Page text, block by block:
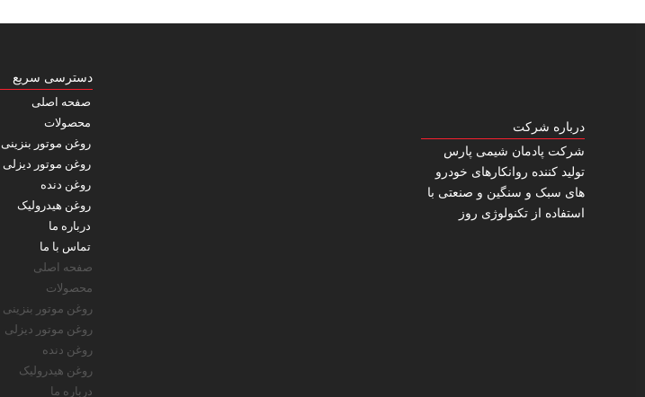
درباره شرکت
شرکت پادمان شیمی پارس
تولید کننده روانکارهای خودرو
های سبک و سنگین و صنعتی با
استفاده از تکنولوژی روز
دسترسی سریع
صفحه اصلی
محصولات
روغن موتور بنزینی
روغن موتور دیزلی
روغن دنده
روغن هیدرولیک
درباره ما
تماس با ما
صفحه اصلی
محصولات
روغن موتور بنزینی
روغن موتور دیزلی
روغن دنده
روغن هیدرولیک
درباره ما